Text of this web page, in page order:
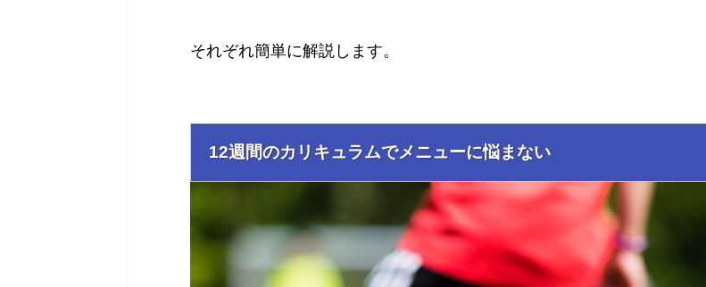
それぞれ簡単に解説します。
12週間のカリキュラムでメニューに悩まない